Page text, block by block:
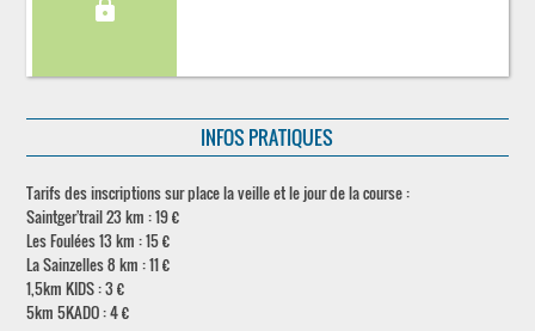
lock
INFOS PRATIQUES
Tarifs des inscriptions sur place la veille et le jour de la course :
Saintger'trail 23 km : 19 €
Les Foulées 13 km : 15 €
La Sainzelles 8 km : 11 €
1,5km KIDS : 3 €
5km 5KADO : 4 €